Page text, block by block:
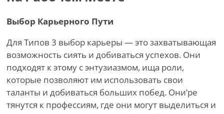
Выбор Карьерного Пути
Для Типов 3 выбор карьеры — это захватывающая
возможность сиять и добиваться успехов. Они
подходят к этому с энтузиазмом, ища роли,
которые позволяют им использовать свои
таланты и добиваться больших побед. Они’ре
тянутся к профессиям, где они могут выделиться и